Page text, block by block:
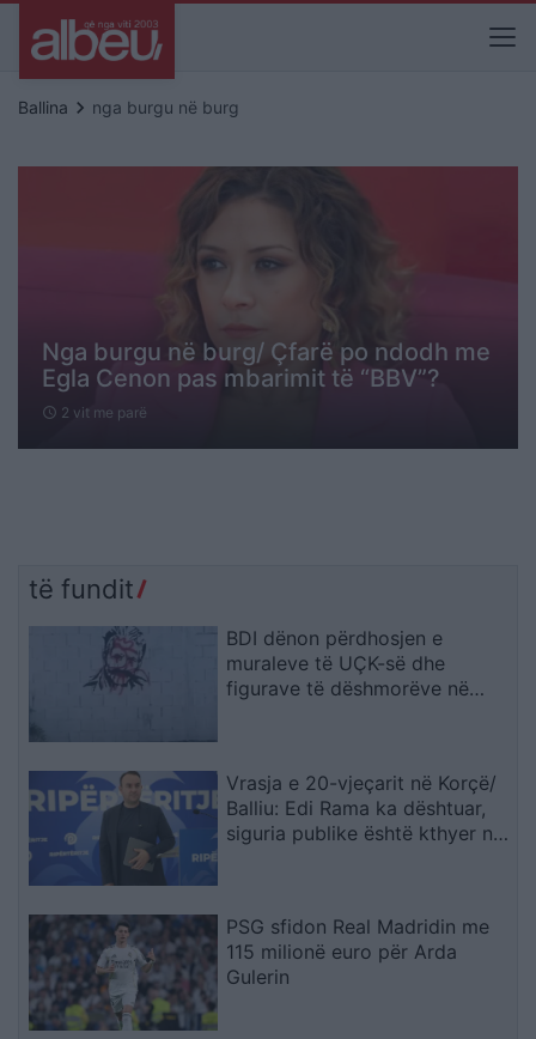
Ballina keyboard_arrow_right nga burgu në burg
Nga burgu në burg/ Çfarë po ndodh me
Egla Cenon pas mbarimit të “BBV”?
schedule 2 vit me parë
të fundit
BDI dënon përdhosjen e
muraleve të UÇK-së dhe
figurave të dëshmorëve në
Vrasja e 20-vjeçarit në Korçë/
Balliu: Edi Rama ka dështuar,
siguria publike është kthyer në
PSG sfidon Real Madridin me
115 milionë euro për Arda
Gulerin